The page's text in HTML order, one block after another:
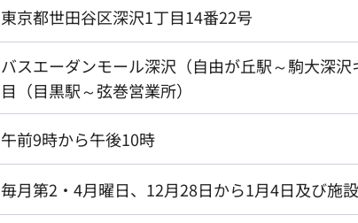
東京都世田谷区深沢1丁目14番22号
バスエーダンモール深沢（自由が丘駅～駒大深
目（目黒駅～弦巻営業所）
午前9時から午後10時
毎月第2・4月曜日、12月28日から1月4日及び施